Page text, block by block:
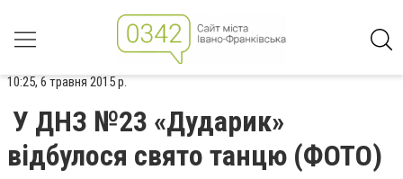
10:25, 6 травня 2015 р.
У ДНЗ №23 «Дударик»
відбулося свято танцю (ФОТО)